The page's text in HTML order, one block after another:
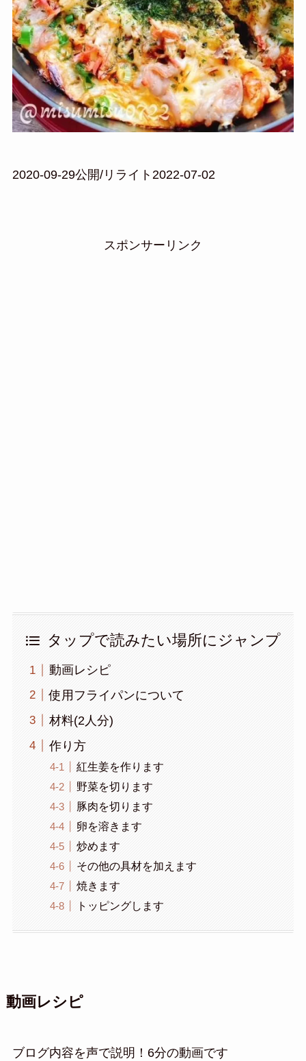
2020-09-29公開/リライト2022-07-02
スポンサーリンク
タップで読みたい場所にジャンプ
動画レシピ
使用フライパンについて
材料(2人分)
作り方
紅生姜を作ります
野菜を切ります
豚肉を切ります
卵を溶きます
炒めます
その他の具材を加えます
焼きます
トッピングします
動画レシピ
ブログ内容を声で説明！6分の動画です